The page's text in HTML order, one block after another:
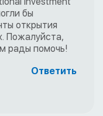
бы
открытия
Пожалуйста,
рады помочь!
Ответить